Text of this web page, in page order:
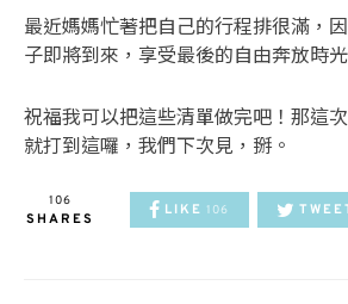
最近媽媽忙著把自己的行程排很滿，
子即將到來，享受最後的自由奔放時光
祝福我可以把這些清單做完吧！那這
就打到這囉，我們下次見，掰。
106
SHARES
LIKE 106